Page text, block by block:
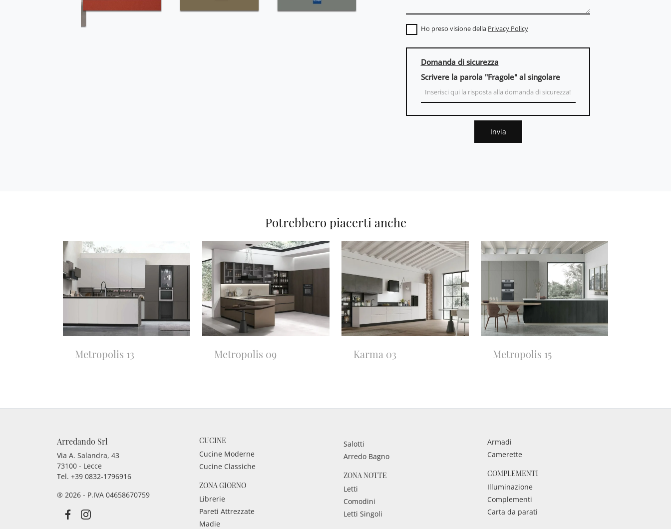
Ho preso visione della Privacy Policy
Domanda di sicurezza
Scrivere la parola "Fragole" al singolare
Invia
Potrebbero piacerti anche
Metropolis 13 Metropolis 09 Karma 03 Metropolis 15
Arredando Srl
Via A. Salandra, 43
73100 - Lecce
Tel. +39 0832-1796916
® 2026 - P.IVA 04658670759
CUCINE
Cucine Moderne
Cucine Classiche
ZONA GIORNO
Librerie
Pareti Attrezzate
Madie
Salotti
Arredo Bagno
ZONA NOTTE
Letti
Comodini
Letti Singoli
Armadi
Camerette
COMPLEMENTI
Illuminazione
Complementi
Carta da parati